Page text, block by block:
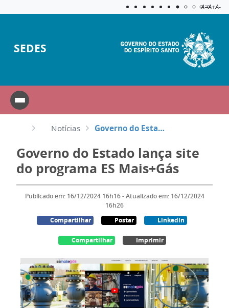
Aplicar
A=A+A-
SEDES
Notícias Governo do Estado lança site do programa ES Mais+Gás
Governo do Estado lança site
do programa ES Mais+Gás
Publicado em: 16/12/2024 16h16 - Atualizado em: 16/12/2024
16h26
Compartilhar
Postar Linkedin
Compartilhar Imprimir